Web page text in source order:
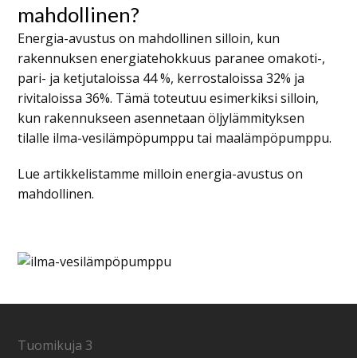
mahdollinen?
Energia-avustus on mahdollinen silloin, kun
rakennuksen energiatehokkuus paranee omakoti-,
pari- ja ketjutaloissa 44 %, kerrostaloissa 32% ja
rivitaloissa 36%. Tämä toteutuu esimerkiksi silloin,
kun rakennukseen asennetaan öljylämmityksen
tilalle ilma-vesilämpöpumppu tai maalämpöpumppu.
Lue artikkelistamme milloin energia-avustus on
mahdollinen.
Tuomikuja 3